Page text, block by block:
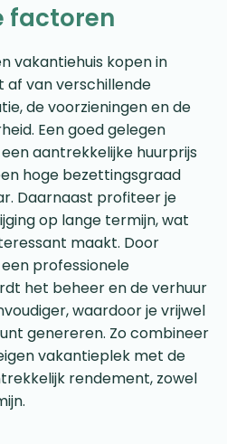
factoren
vakantiehuis kopen in
af van verschillende
de voorzieningen en de
Een goed gelegen
aantrekkelijke huurprijs
hoge bezettingsgraad
Daarnaast profiteer je
op lange termijn, wat
maakt. Door
professionele
het beheer en de verhuur
waardoor je vrijwel
genereren. Zo combineer
vakantieplek met de
rendement, zowel